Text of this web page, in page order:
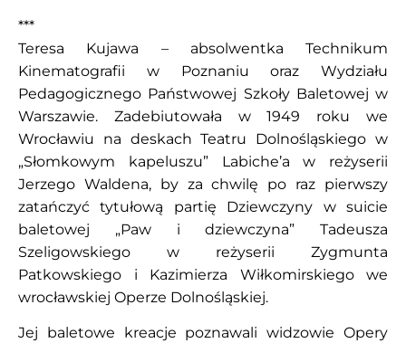
***
Teresa Kujawa – absolwentka Technikum
Kinematografii w Poznaniu oraz Wydziału
Pedagogicznego Państwowej Szkoły Baletowej w
Warszawie. Zadebiutowała w 1949 roku we
Wrocławiu na deskach Teatru Dolnośląskiego w
„Słomkowym kapeluszu” Labiche’a w reżyserii
Jerzego Waldena, by za chwilę po raz pierwszy
zatańczyć tytułową partię Dziewczyny w suicie
baletowej „Paw i dziewczyna” Tadeusza
Szeligowskiego w reżyserii Zygmunta
Patkowskiego i Kazimierza Wiłkomirskiego we
wrocławskiej Operze Dolnośląskiej.
Jej baletowe kreacje poznawali widzowie Opery